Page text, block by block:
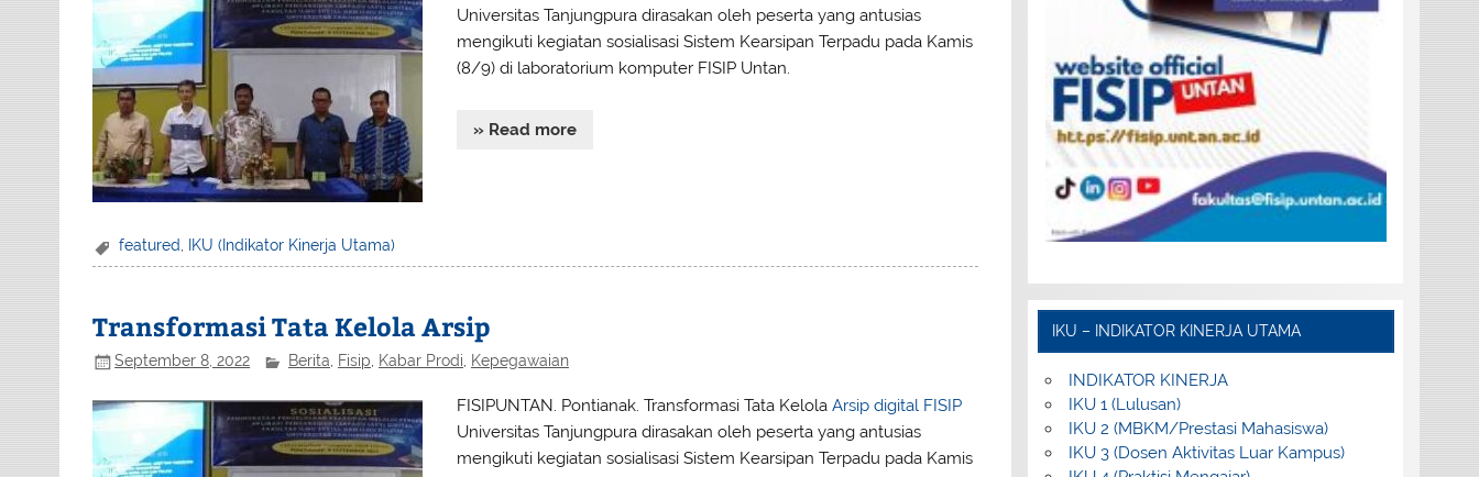
Universitas Tanjungpura dirasakan oleh peserta yang antusias
mengikuti kegiatan sosialisasi Sistem Kearsipan Terpadu pada Kamis
(8/9) di laboratorium komputer FISIP Untan.
» Read more
featured, IKU (Indikator Kinerja Utama)
Transformasi Tata Kelola Arsip
September 8, 2022 Berita, Fisip, Kabar Prodi, Kepegawaian
FISIPUNTAN. Pontianak. Transformasi Tata Kelola Arsip digital FISIP
Universitas Tanjungpura dirasakan oleh peserta yang antusias
mengikuti kegiatan sosialisasi Sistem Kearsipan Terpadu pada Kamis
IKU – INDIKATOR KINERJA UTAMA
INDIKATOR KINERJA
IKU 1 (Lulusan)
IKU 2 (MBKM/Prestasi Mahasiswa)
IKU 3 (Dosen Aktivitas Luar Kampus)